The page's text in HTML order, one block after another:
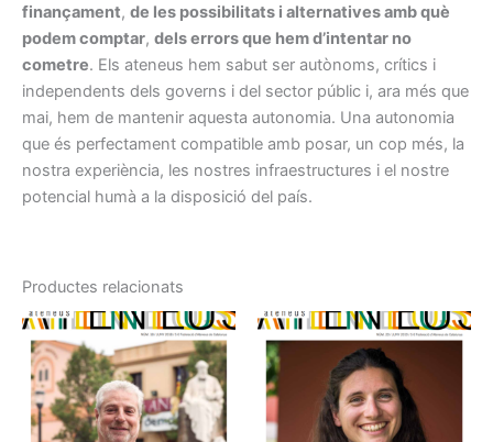
finançament, de les possibilitats i alternatives amb què
podem comptar, dels errors que hem d’intentar no
cometre. Els ateneus hem sabut ser autònoms, crítics i
independents dels governs i del sector públic i, ara més que
mai, hem de mantenir aquesta autonomia. Una autonomia
que és perfectament compatible amb posar, un cop més, la
nostra experiència, les nostres infraestructures i el nostre
potencial humà a la disposició del país.
Productes relacionats